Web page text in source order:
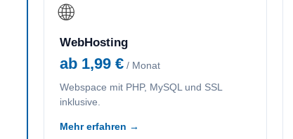
🌐
WebHosting
ab 1,99 €/ Monat
Webspace mit PHP, MySQL und SSL
inklusive.
Mehr erfahren →